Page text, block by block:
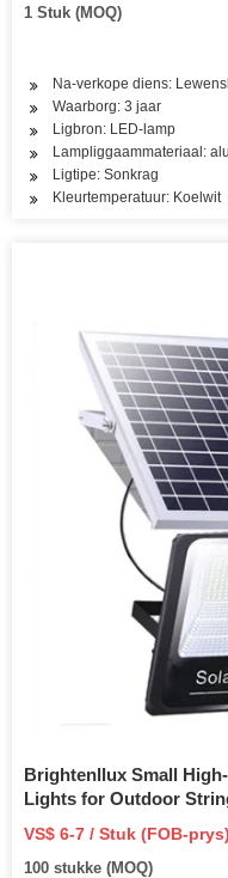
1 Stuk (MOQ)
Na-verkope diens:
Waarborg: 3 jaar
Ligbron: LED-lamp
Lampliggaammateriaal:
Ligtipe: Sonkrag
Kleurtemperatuur: Koelwit
Brightenllux Small
Lights for Outdoor
VS$ 6-7 / Stuk (FOB-prys)
100 stukke (MOQ)